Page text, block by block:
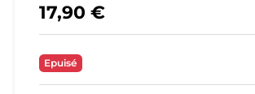
17,90 €
Epuisé